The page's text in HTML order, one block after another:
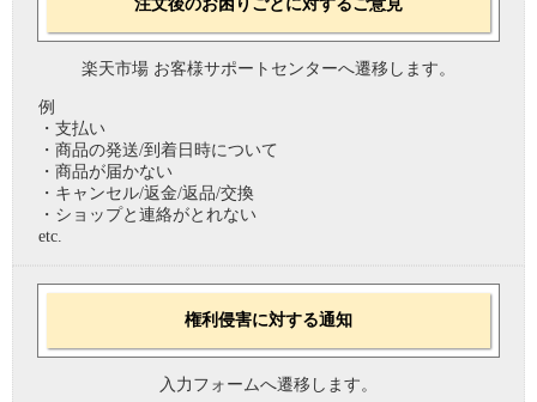
注文後のお困りごとに対するご意見
楽天市場 お客様サポートセンターへ遷移します。
例
・支払い
・商品の発送/到着日時について
・商品が届かない
・キャンセル/返金/返品/交換
・ショップと連絡がとれない
etc.
権利侵害に対する通知
入力フォームへ遷移します。